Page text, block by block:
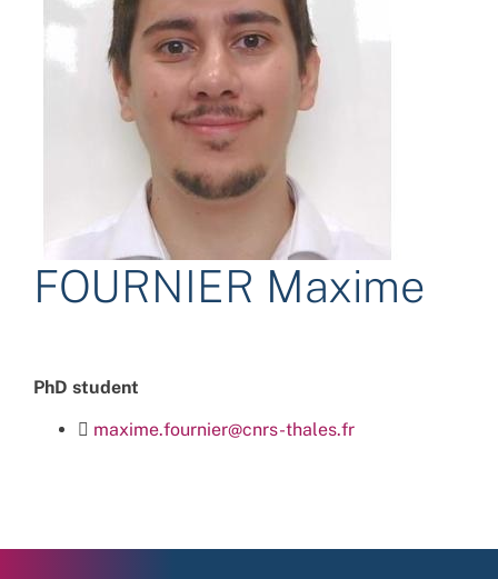
FOURNIER Maxime
PhD student
maxime.fournier@cnrs-thales.fr